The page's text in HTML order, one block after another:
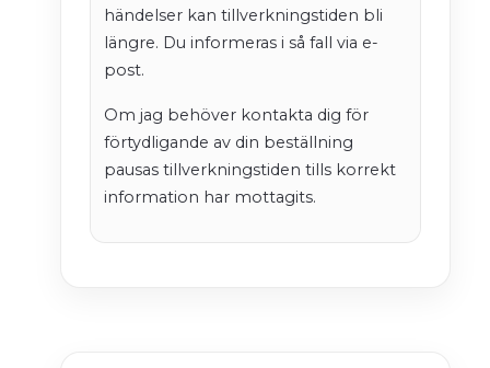
händelser kan tillverkningstiden bli
längre. Du informeras i så fall via e-
post.
Om jag behöver kontakta dig för
förtydligande av din beställning
pausas tillverkningstiden tills korrekt
information har mottagits.